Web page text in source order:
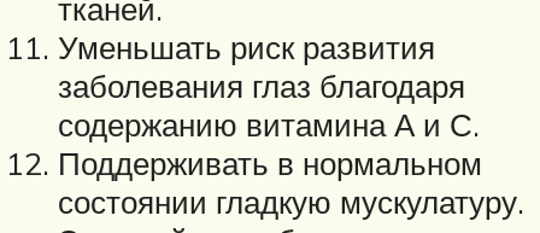
тканей.
Уменьшать риск развития
заболевания глаз благодаря
содержанию витамина А и С.
Поддерживать в нормальном
состоянии гладкую мускулатуру.